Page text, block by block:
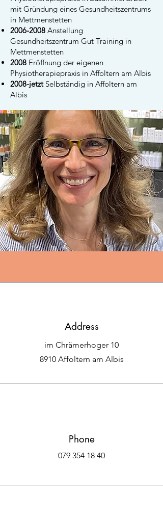
mit Gründung eines Gesundheitszentrums
in Mettmenstetten
2006-2008 Anstellung
Gesundheitszentrum Gut Training in
Mettmenstetten
2008 Eröffnung der eigenen
Physiotherapiepraxis in Affoltern am Albis
2008-jetztSelbständig in Affoltern am
Albis
Address
im Chrämerhoger 10
8910 Affoltern am Albis
Phone
079 354 18 40